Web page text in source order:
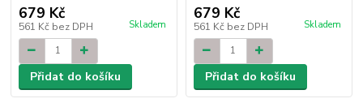
679 Kč
561 Kč bez DPH Skladem
Přidat do košíku
679 Kč
561 Kč bez DPH Skladem
Přidat do košíku